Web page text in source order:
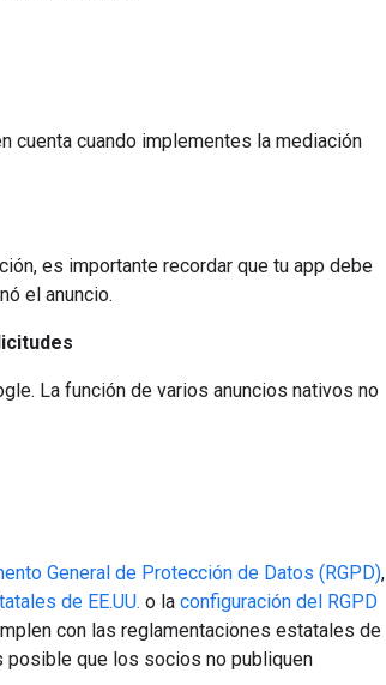
cuenta cuando implementes la mediación
es importante recordar que tu app debe
el anuncio.
La función de varios anuncios nativos no
General de Protección de Datos (RGPD),
de EE.UU. o la configuración del RGPD
con las reglamentaciones estatales de
posible que los socios no publiquen